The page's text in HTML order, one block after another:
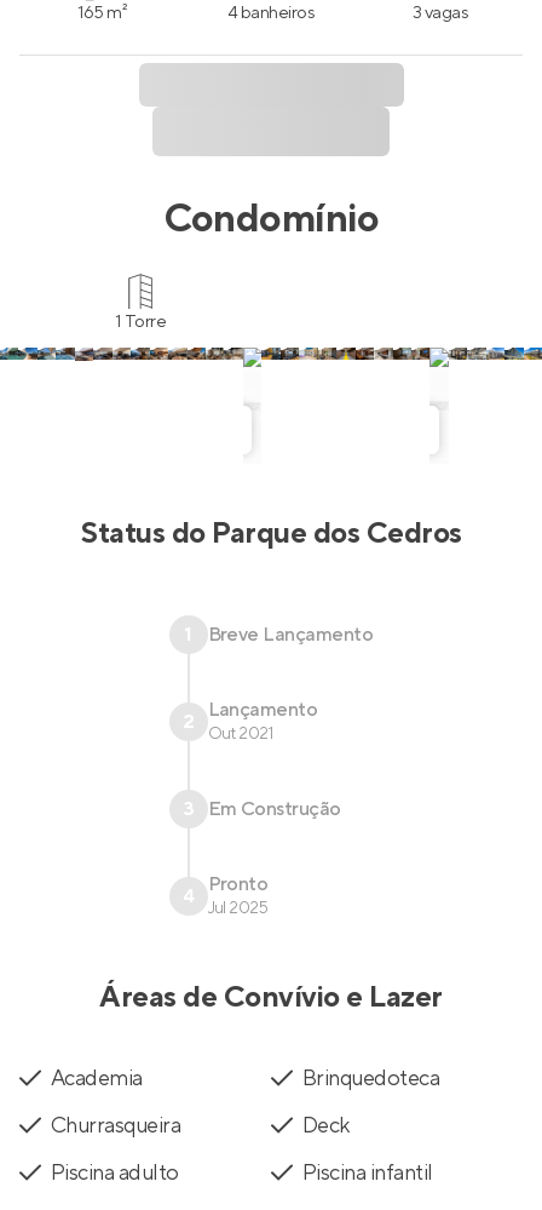
165 m² 4 banheiros 3 vagas
Condomínio
1 Torre
Status do Parque dos Cedros
1 Breve Lançamento
2 Lançamento
Out 2021
3 Em Construção
4 Pronto
Jul 2025
Áreas de Convívio e Lazer
Academia
Brinquedoteca
Churrasqueira
Deck
Piscina adulto
Piscina infantil